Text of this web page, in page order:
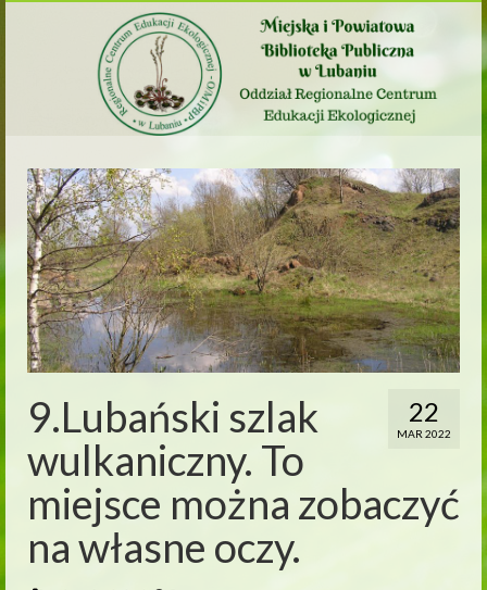
22
MAR 2022
9.Lubański szlak
wulkaniczny. To
miejsce można zobaczyć
na własne oczy.